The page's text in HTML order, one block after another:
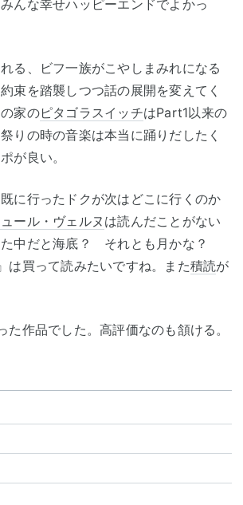
んな幸せハッピーエンドでよかっ
る、ビフ一族がこやしまみれになる
束を踏襲しつつ話の展開を変えてく
家のピタゴラスイッチはPart1以来の
りの時の音楽は本当に踊りだしたく
が良い。
に行ったドクが次はどこに行くのか
ール・ヴェルヌは読んだことがない
中だと海底？ それとも月かな？
は買って読みたいですね。また積読が
た作品でした。高評価なのも頷ける。